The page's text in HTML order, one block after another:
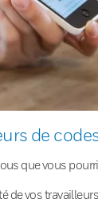
de
que vous
de vos